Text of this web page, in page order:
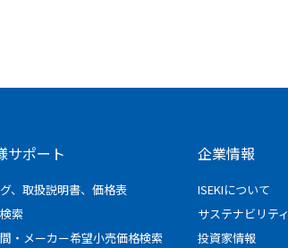
サポート
、取扱説明書、価格表
索
・メーカー希望小売価格検索
企業情報
ISEKIについて
サステナビリティ
投資家情報